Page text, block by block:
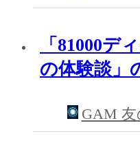
「81000デ
の体験談」
GAM 友